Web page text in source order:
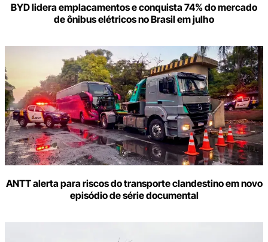
BYD lidera emplacamentos e conquista 74% do mercado
de ônibus elétricos no Brasil em julho
ANTT alerta para riscos do transporte clandestino em novo
episódio de série documental